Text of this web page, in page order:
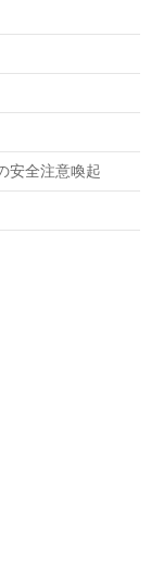
安全注意喚起